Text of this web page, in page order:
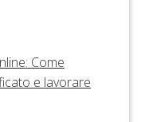
Come
e lavorare